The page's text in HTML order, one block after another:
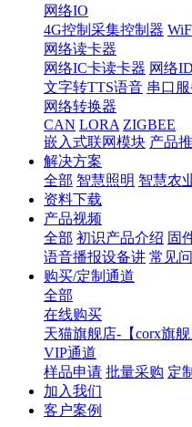
网络IO
4G控制采集控制器
网络读卡器
网络IC卡读卡器 网络
文字转TTS语音 串口
网络转换器
CAN LORA ZIGBEE
嵌入式联网模块 产品
解决方案
全部 智慧照明 智慧农
资料下载
产品视频
全部 初识产品介绍 固
语音播报设备讲 常见
购买/定制通道
全部
在线购买
天猫旗舰店-【corx旗舰
VIP通道
样品申请 批量采购 定
加入我们
客户案例